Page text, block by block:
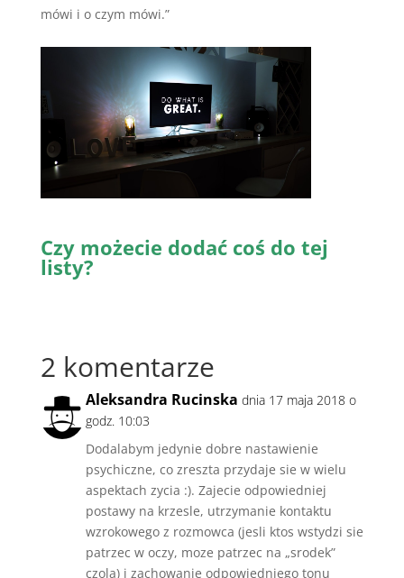
mówi i o czym mówi.”
Czy możecie dodać coś do tej
listy?
2 komentarze
Aleksandra Rucinska dnia 17 maja 2018 o
godz. 10:03
Dodalabym jedynie dobre nastawienie
psychiczne, co zreszta przydaje sie w wielu
aspektach zycia :). Zajecie odpowiedniej
postawy na krzesle, utrzymanie kontaktu
wzrokowego z rozmowca (jesli ktos wstydzi sie
patrzec w oczy, moze patrzec na „srodek”
czola) i zachowanie odpowiedniego tonu